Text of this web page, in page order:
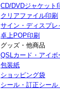
CD/DVDジャケット
クリアファイル印刷
サイン・ディスプレ
卓上POP印刷
グッズ・他商品
QSLカード・アイボ
包装紙
ショッピング袋
シール・訂正シール